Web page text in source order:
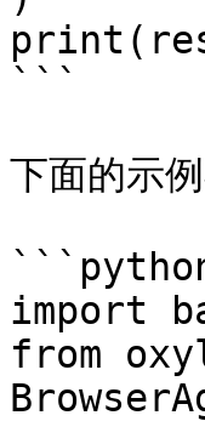
```
下面的示
import
from